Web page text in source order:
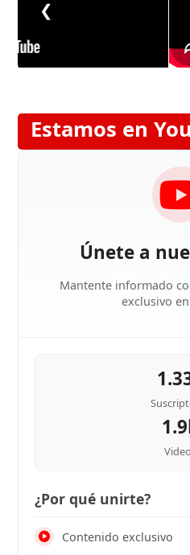
❮
Estamos en
Únete a
Mantente informado
exclusivo
¿Por qué unirte?
Contenido exclusivo